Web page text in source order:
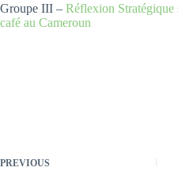
Groupe III – Réflexion Stratégique
café au Cameroun
PREVIOUS